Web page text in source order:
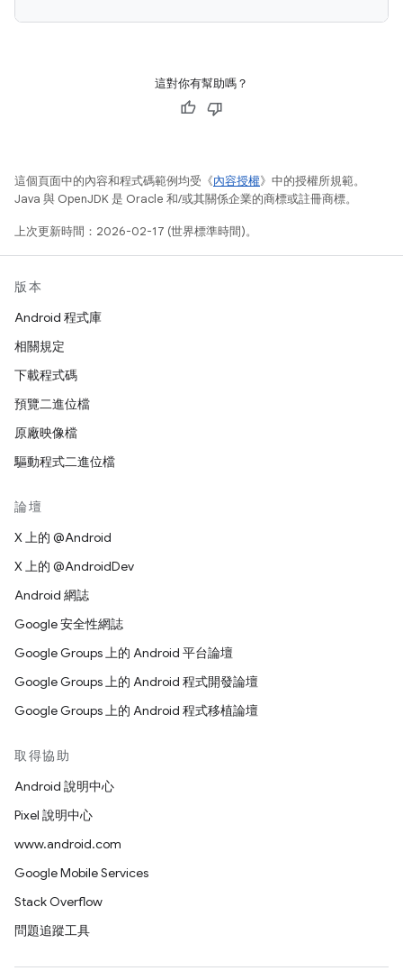
這對你有幫助嗎？
這個頁面中的內容和程式碼範例均受《內容授權》中的授權所規範。
Java 與 OpenJDK 是 Oracle 和/或其關係企業的商標或註冊商標。
上次更新時間：2026-02-17 (世界標準時間)。
版本
Android 程式庫
相關規定
下載程式碼
預覽二進位檔
原廠映像檔
驅動程式二進位檔
論壇
X 上的 @Android
X 上的 @AndroidDev
Android 網誌
Google 安全性網誌
Google Groups 上的 Android 平台論壇
Google Groups 上的 Android 程式開發論壇
Google Groups 上的 Android 程式移植論壇
取得協助
Android 說明中心
Pixel 說明中心
www.android.com
Google Mobile Services
Stack Overflow
問題追蹤工具